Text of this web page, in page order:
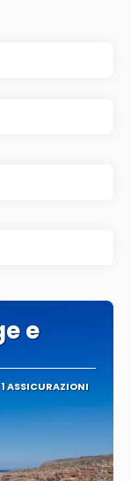
e
1 ASSICURAZIONI